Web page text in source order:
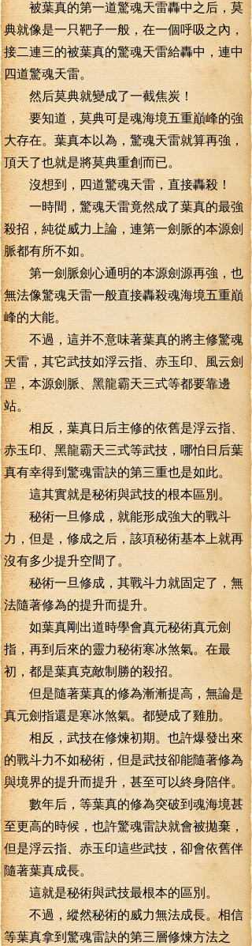
被葉真的第一道驚魂天雷轟中之后，莫
典就像是一只靶子一般，在一個呼吸之內，
接二連三的被葉真的驚魂天雷給轟中，連中
四道驚魂天雷。
然后莫典就變成了一截焦炭！
要知道，莫典可是魂海境五重巔峰的強
大存在。葉真本以為，驚魂天雷就算再強，
頂天了也就是將莫典重創而已。
沒想到，四道驚魂天雷，直接轟殺！
一時間，驚魂天雷竟然成了葉真的最強
殺招，純從威力上論，連第一劍脈的本源劍
脈都有所不如。
第一劍脈劍心通明的本源劍源再強，也
無法像驚魂天雷一般直接轟殺魂海境五重巔
峰的大能。
不過，這并不意味著葉真的將主修驚魂
天雷，其它武技如浮云指、赤玉印、風云劍
罡，本源劍脈、黑龍霸天三式等都要靠邊
站。
相反，葉真日后主修的依舊是浮云指、
赤玉印、黑龍霸天三式等武技，哪怕日后葉
真有幸得到驚魂雷訣的第三重也是如此。
這其實就是秘術與武技的根本區別。
秘術一旦修成，就能形成強大的戰斗
力，但是，修成之后，該項秘術基本上就再
沒有多少提升空間了。
秘術一旦修成，其戰斗力就固定了，無
法隨著修為的提升而提升。
如葉真剛出道時學會真元秘術真元劍
指，再到后來的靈力秘術寒冰煞氣。在最
初，都是葉真克敵制勝的殺招。
但是隨著葉真的修為漸漸提高，無論是
真元劍指還是寒冰煞氣。都變成了雞肋。
相反，武技在修煉初期。也許爆發出來
的戰斗力不如秘術，但是武技卻能隨著修為
與境界的提升而提升，甚至可以終身陪伴。
數年后，等葉真的修為突破到魂海境甚
至更高的時候，也許驚魂雷訣就會被拋棄，
但是浮云指、赤玉印這些武技，卻會依舊伴
隨著葉真成長。
這就是秘術與武技最根本的區別。
不過，縱然秘術的威力無法成長。相信
等葉真拿到驚魂雷訣的第三層修煉方法之